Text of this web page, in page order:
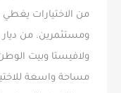
من الاختيارات
ومستثمرين. من ديار
ولافيستا وبيت
مساحة واسعة